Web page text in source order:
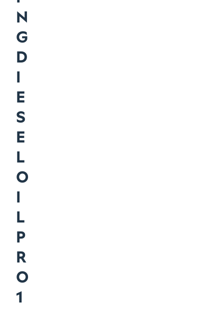
N
G
D
I
E
S
E
L
O
I
L
P
R
O
1